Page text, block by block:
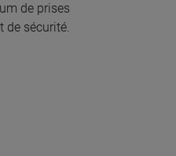
de prises
de sécurité.